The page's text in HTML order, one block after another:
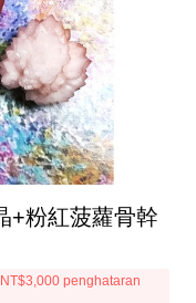
+粉紅菠蘿骨幹
penghataran